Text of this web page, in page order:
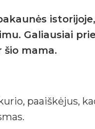
Galiausiai
mama.
paaiškėjus,